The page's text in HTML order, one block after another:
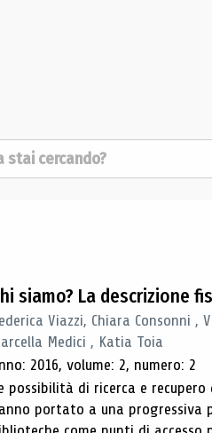
siamo? La descrizione
Viazzi, Chiara Consonni ,
Medici , Katia Toia
2016, volume: 2, numero: 2
possibilità di ricerca e
portato a una progressiva